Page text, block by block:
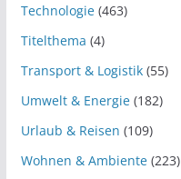
Technologie(463)
Titelthema (4)
Transport & Logistik(55)
Umwelt & Energie(182)
Urlaub & Reisen (109)
Wohnen & Ambiente(223)